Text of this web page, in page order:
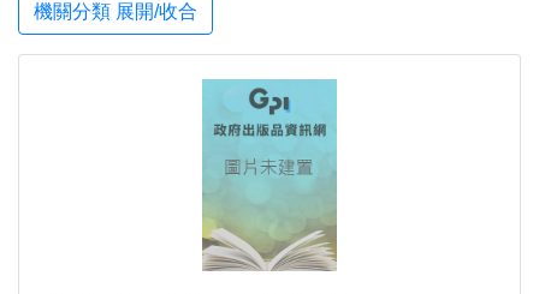
機關分類 展開/收合